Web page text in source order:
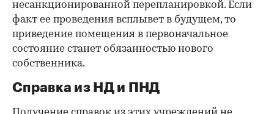
несанкционированной перепланировкой. Если
факт ее проведения всплывет в будущем, то
приведение помещения в первоначальное
состояние станет обязанностью нового
собственника.
Справка из НД и ПНД